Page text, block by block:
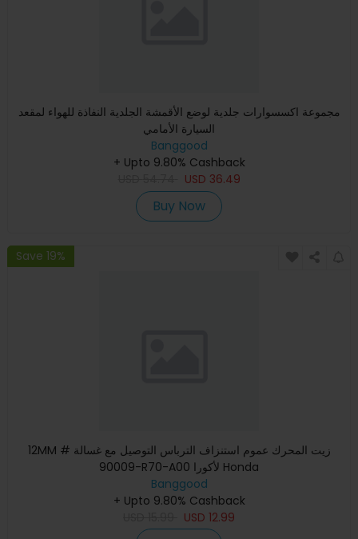
مجموعة اكسسوارات جلدية لوضع الأقمشة الجلدية النفاذة للهواء لمقعد
السيارة الأمامي
Banggood
+ Upto 9.80% Cashback
USD 36.49
Buy Now
Save 19%
12MM زيت المحرك عموم استنزاف الترباس التوصيل مع غسالة #
90009-R70-A00 لأكورا Honda
Banggood
+ Upto 9.80% Cashback
USD 12.99